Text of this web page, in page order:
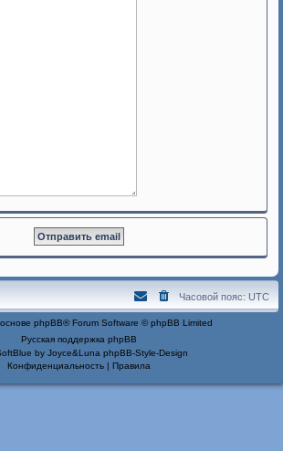
Часовой пояс: UTC
phpBB® Forum Software © phpBB Limited
Русская поддержка phpBB
by Joyce&Luna phpBB-Style-Design
Конфиденциальность| Правила